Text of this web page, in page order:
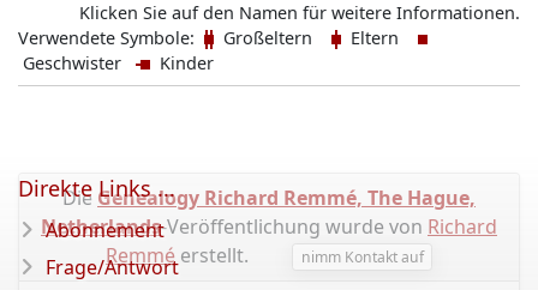
Klicken Sie auf den Namen für weitere Informationen.
Verwendete Symbole:
Großeltern
Eltern
Geschwister
Kinder
Die Genealogy Richard Remmé, The Hague,
Netherlands-Veröffentlichung wurde von Richard
Remméerstellt. nimm Kontakt auf
Direkte Links ...
Abonnement
Frage/Antwort